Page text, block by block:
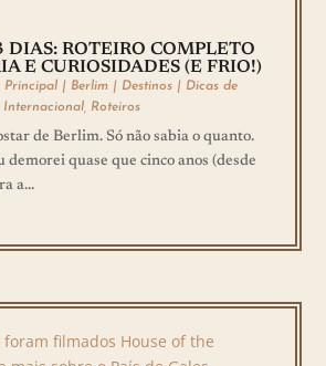
DIAS: ROTEIRO COMPLETO
E CURIOSIDADES (E FRIO!)
Principal | Berlim | Destinos | Dicas de
Internacional Roteiros
de Berlim. Só não sabia o quanto.
demorei quase que cinco anos (desde
a...